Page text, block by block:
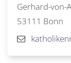
Gerhard-von-
53111 Bonn